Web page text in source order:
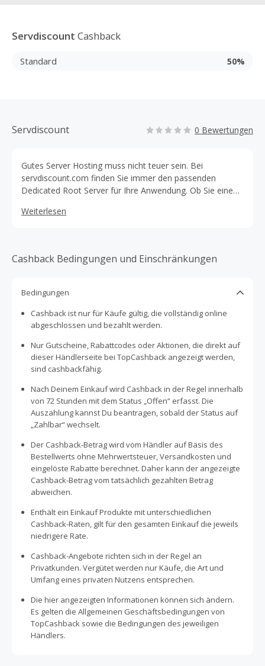
Servdiscount Cashback
Standard 50%
Servdiscount 0 Bewertungen
Gutes Server Hosting muss nicht teuer sein. Bei
servdiscount.com finden Sie immer den passenden
Dedicated Root Server für Ihre Anwendung. Ob Sie einen
Webserver betreiben möchten oder einfach online eine
Problem. Dedicated Server, die zugleich als Root Server
angeboten werden, ermöglichen Ihnen die schnelle
Kontrolle Ihrer Daten. Die Server werden ausschließlich in
gehostet. Durch die schnelle Bereitstellung Ihres Servers
können Sie auf Ihrem Dedicated Server sofort mit Ihrem
Internetauftritt beginnen.
Weiterlesen
Cashback Bedingungen und Einschränkungen
Bedingungen
Cashback ist nur für Käufe gültig, die vollständig online
abgeschlossen und bezahlt werden.
Nur Gutscheine, Rabattcodes oder Aktionen, die direkt auf
dieser Händlerseite bei TopCashback angezeigt werden,
sind cashbackfähig.
Nach Deinem Einkauf wird Cashback in der Regel innerhalb
von 72 Stunden mit dem Status „Offen“ erfasst. Die
Auszahlung kannst Du beantragen, sobald der Status auf
„Zahlbar“ wechselt.
Der Cashback-Betrag wird vom Händler auf Basis des
Bestellwerts ohne Mehrwertsteuer, Versandkosten und
eingelöste Rabatte berechnet. Daher kann der angezeigte
Cashback-Betrag vom tatsächlich gezahlten Betrag
abweichen.
Enthält ein Einkauf Produkte mit unterschiedlichen
Cashback-Raten, gilt für den gesamten Einkauf die jeweils
niedrigere Rate.
Cashback-Angebote richten sich in der Regel an
Privatkunden. Vergütet werden nur Käufe, die Art und
Umfang eines privaten Nutzens entsprechen.
Die hier angezeigten Informationen können sich ändern.
Es gelten die Allgemeinen Geschäftsbedingungen von
TopCashback sowie die Bedingungen des jeweiligen
Händlers.